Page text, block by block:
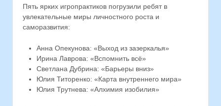
Пять ярких игропрактиков погрузили ребят в
увлекательные миры личностного роста и
саморазвития:
Анна Опекунова: «Выход из зазеркалья»
Ирина Лаврова: «Вспомнить всё»
Светлана Дубрина: «Барьеры вниз»
Юлия Титоренко: «Карта внутреннего мира»
Юлия Трутнева: «Алхимия изобилия»